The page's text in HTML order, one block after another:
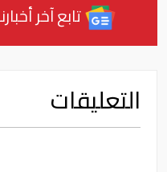
تابع آخر
التعليقات